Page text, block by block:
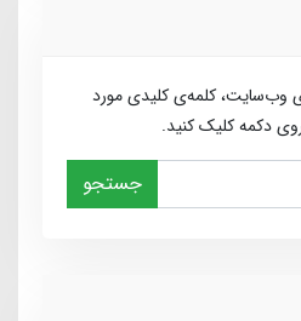
وب‌سایت، کلمه‌ی کلیدی مورد
دکمه کلیک کنید.
جستجو